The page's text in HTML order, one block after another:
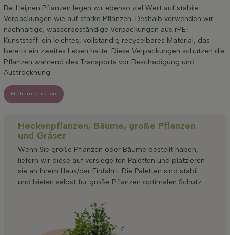
Bei Heijnen Pflanzen legen wir ebenso viel Wert auf stabile
Verpackungen wie auf starke Pflanzen. Deshalb verwenden wir
nachhaltige, wasserbeständige Verpackungen aus rPET-
Kunststoff: ein leichtes, vollständig recycelbares Material, das
bereits ein zweites Leben hatte. Diese Verpackungen schützen die
Pflanzen während des Transports vor Beschädigung und
Austrocknung.
Mehr information
Heckenpflanzen, Bäume, große Pflanzen
und Gräser
Wenn Sie große Pflanzen oder Bäume bestellt haben,
liefern wir diese auf versiegelten Paletten und platzieren
sie an Ihrem Haus/der Einfahrt. Die Paletten sind stabil
und bieten selbst für große Pflanzen optimalen Schutz.